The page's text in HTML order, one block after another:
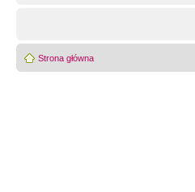
Strona główna